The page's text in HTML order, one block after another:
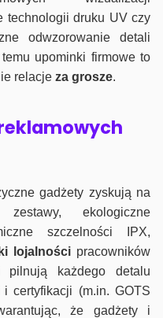
technologii druku UV czy
odwzorowanie detali
upominki firmowe to
relacje za grosze.
gadżety zyskują na
zestawy, ekologiczne
szczelności IPX,
lojalnościpracowników
pilnują każdego detalu
certyfikacji (m.in. GOTS
że gadżety i